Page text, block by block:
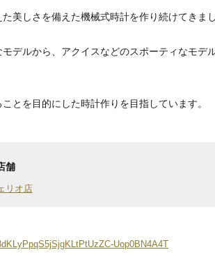
美しさを備えた機械式時計を作り続けてきまし
デルから、アクイスなどのスポーティなモデ
とを目的にした時計作りを目指しています。
舗
リオ店
Uop0BN4A4T